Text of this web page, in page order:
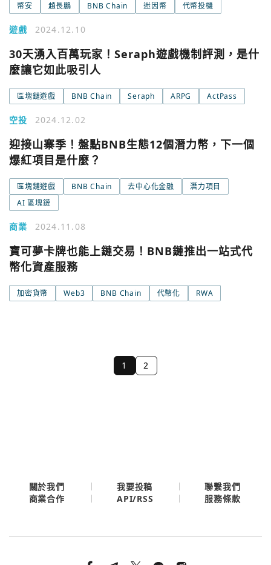
幣安 趙長鵬 BNB Chain 迷因幣 代幣投機
遊戲 2024.12.10
30天湧入百萬玩家！Seraph遊戲機制評測，是什
麼讓它如此吸引人
區塊鏈遊戲 BNB Chain Seraph ARPG ActPass
空投 2024.12.02
迎接山寨季！盤點BNB生態12個潛力幣，下一個
爆紅項目是什麼？
區塊鏈遊戲 BNB Chain 去中心化金融
潛力項目
AI 區塊鏈
商業 2024.11.08
寶可夢卡牌也能上鏈交易！BNB鏈推出一站式代
幣化資產服務
加密貨幣 Web3 BNB Chain 代幣化 RWA
1 2
關於我們 我要投稿
聯繫我們
商業合作
API/RSS 服務條款